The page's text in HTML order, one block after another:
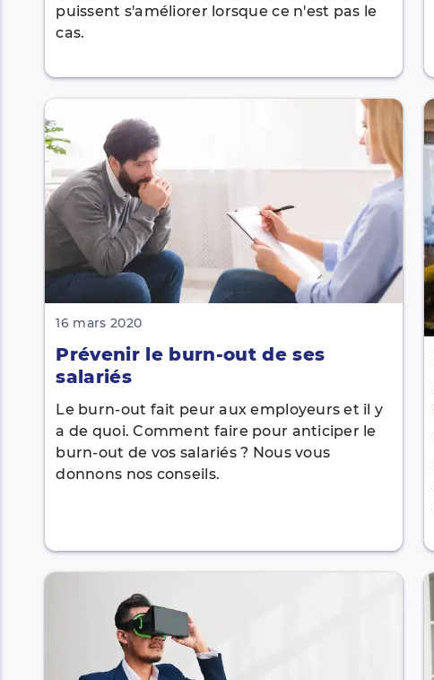
puissent s'améliorer lorsque ce n'est pas le
cas.
16 mars 2020
Prévenir le burn-out de ses
salariés
Le burn-out fait peur aux employeurs et il y
a de quoi. Comment faire pour anticiper le
burn-out de vos salariés ? Nous vous
donnons nos conseils.